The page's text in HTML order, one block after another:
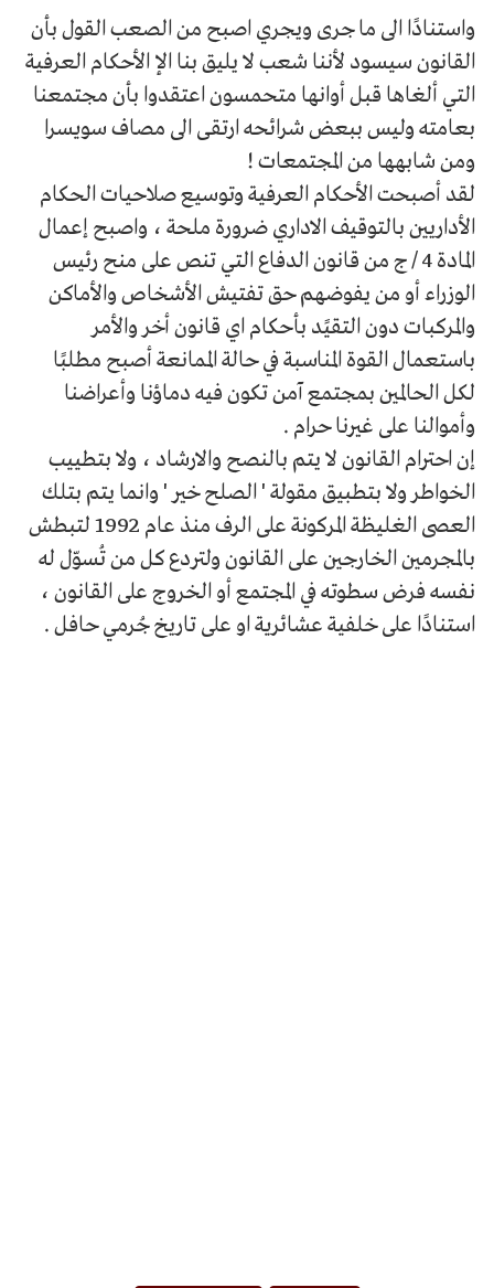
واستنادًا الى ما جرى ويجري اصبح من الصعب القول بأن
القانون سيسود لأننا شعب لا يليق بنا الإ الأحكام العرفية
التي ألغاها قبل أوانها متحمسون اعتقدوا بأن مجتمعنا
بعامته وليس ببعض شرائحه ارتقى الى مصاف سويسرا
ومن شابهها من المجتمعات !
لقد أصبحت الأحكام العرفية وتوسيع صلاحيات الحكام
الأداريين بالتوقيف الاداري ضرورة ملحة ، واصبح إعمال
المادة 4 / ج من قانون الدفاع التي تنص على منح رئيس
الوزراء أو من يفوضهم حق تفتيش الأشخاص والأماكن
والمركبات دون التقيًد بأحكام اي قانون أخر والأمر
باستعمال القوة المناسبة في حالة الممانعة أصبح مطلبًا
لكل الحالمين بمجتمع آمن تكون فيه دماؤنا وأعراضنا
وأموالنا على غيرنا حرام .
إن احترام القانون لا يتم بالنصح والارشاد ، ولا بتطييب
الخواطر ولا بتطبيق مقولة ' الصلح خير ' وانما يتم بتلك
العصى الغليظة المركونة على الرف منذ عام 1992 لتبطش
بالمجرمين الخارجين على القانون ولتردع كل من تُسوّل له
نفسه فرض سطوته في المجتمع أو الخروج على القانون ،
استنادًا على خلفية عشائرية او على تاريخ جُرمي حافل .